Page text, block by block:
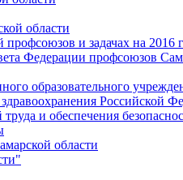
области
и задачах на 2016
Федерации профсоюзов
образовательного
Российской
и обеспечения
области